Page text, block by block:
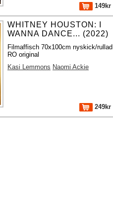
149kr
WHITNEY HOUSTON: I
WANNA DANCE... (2022)
Filmaffisch 70x100cm nyskick/rullad
RO original
Kasi Lemmons Naomi Ackie
249kr